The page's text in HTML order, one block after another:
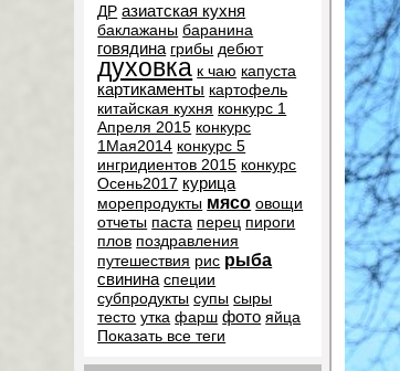
ДР азиатская кухня
баклажаны баранина
говядина грибы дебют
духовка к чаю капуста
картикаменты картофель
китайская кухня конкурс 1
Апреля 2015 конкурс
1Мая2014 конкурс 5
ингридиентов 2015 конкурс
Осень2017 курица
морепродукты мясо овощи
отчеты паста перец пироги
плов поздравления
путешествия рис рыба
свинина специи
субпродукты супы сыры
тесто утка фарш фото яйца
Показать все теги